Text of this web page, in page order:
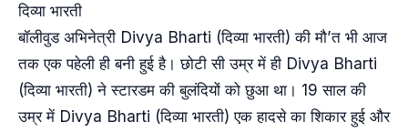
दिव्या भारती
बॉलीवुड अभिनेत्री Divya Bharti (दिव्या भारती) की मौ’त भी आज
तक एक पहेली ही बनी हुई है। छोटी सी उम्र में ही Divya Bharti
(दिव्या भारती) ने स्टारडम की बुलंदियों को छुआ था। 19 साल की
उम्र में Divya Bharti (दिव्या भारती) एक हादसे का शिकार हुई और